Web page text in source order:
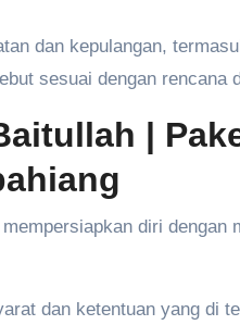
dan kepulangan,
sesuai dengan rencana
|
diri dengan
dan ketentuan yang di